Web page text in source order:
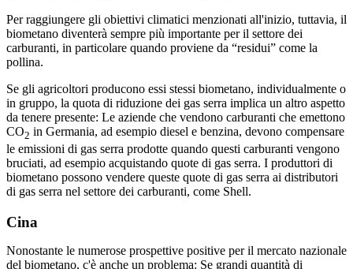
Per raggiungere gli obiettivi climatici menzionati all'inizio, tuttavia, il
biometano diventerà sempre più importante per il settore dei
carburanti, in particolare quando proviene da “residui” come la
pollina.
Se gli agricoltori producono essi stessi biometano, individualmente o
in gruppo, la quota di riduzione dei gas serra implica un altro aspetto
da tenere presente: Le aziende che vendono carburanti che emettono
CO2 in Germania, ad esempio diesel e benzina, devono compensare
le emissioni di gas serra prodotte quando questi carburanti vengono
bruciati, ad esempio acquistando quote di gas serra. I produttori di
biometano possono vendere queste quote di gas serra ai distributori
di gas serra nel settore dei carburanti, come Shell.
Cina
Nonostante le numerose prospettive positive per il mercato nazionale
del biometano, c'è anche un problema: Se grandi quantità di